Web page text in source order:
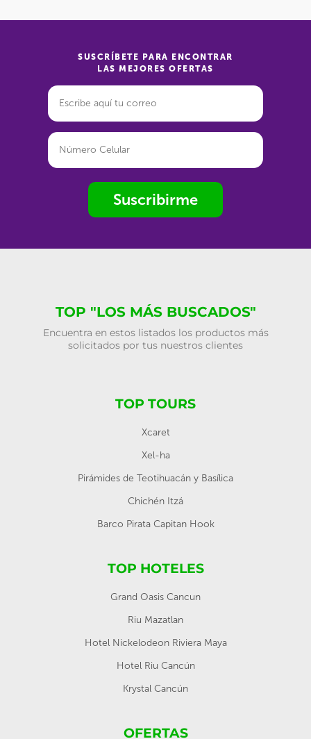
SUSCRÍBETE PARA ENCONTRAR
LAS MEJORES OFERTAS
Suscribirme
TOP "LOS MÁS BUSCADOS"
Encuentra en estos listados los productos más
solicitados por tus nuestros clientes
TOP TOURS
Xcaret
Xel-ha
Pirámides de Teotihuacán y Basílica
Chichén Itzá
Barco Pirata Capitan Hook
TOP HOTELES
Grand Oasis Cancun
Riu Mazatlan
Hotel Nickelodeon Riviera Maya
Hotel Riu Cancún
Krystal Cancún
OFERTAS